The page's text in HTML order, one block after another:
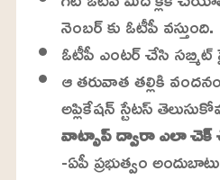
నెంబర్ కు ఓటీపీ వస్తుంది.
ఓటీపీ ఎంటర్ చేసి
ఆ తరువాత తల్లికి
అప్లికేషన్ స్టేటస్
వాట్సాప్ ద్వారా ఎలా
-ఏపీ ప్రభుత్వం